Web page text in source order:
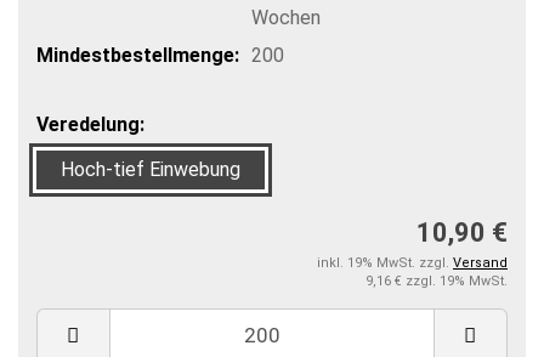
Wochen
Mindestbestellmenge: 200
Veredelung:
Hoch-tief Einwebung
10,90 €
inkl. 19% MwSt. zzgl. Versand
9,16 € zzgl. 19% MwSt.